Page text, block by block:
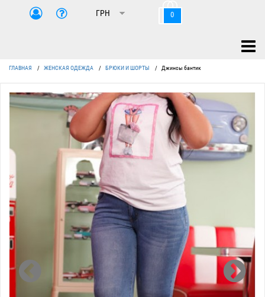
0
ГЛАВНАЯ / ЖЕНСКАЯ ОДЕЖДА / БРЮКИ И ШОРТЫ / Джинсы бантик